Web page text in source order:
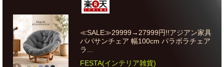
≪SALE≫29999→27999円!!アジアン家具
パパサンチェア 幅100cm パラボラチェア
ラ...
FESTA(インテリア雑貨)